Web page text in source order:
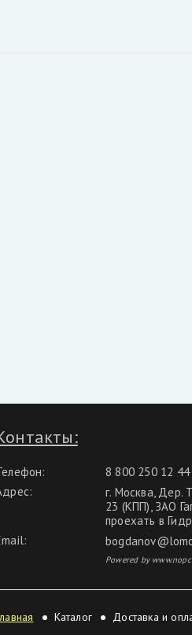
8 800 250 12 44
г. Москва, Дер.
23 (КПП), ЗАО
проехать в
Powered by
Каталог Доставка и